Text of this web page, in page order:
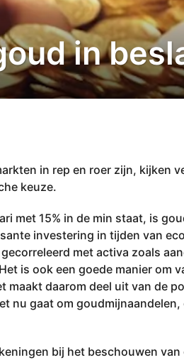
in
in rep en roer zijn, kijken
keuze.
met 15% in de min staat, is
investering in tijden van
met activa zoals
is ook een goede manier om
maakt daarom deel uit van de
nu gaat om
bij het beschouwen van